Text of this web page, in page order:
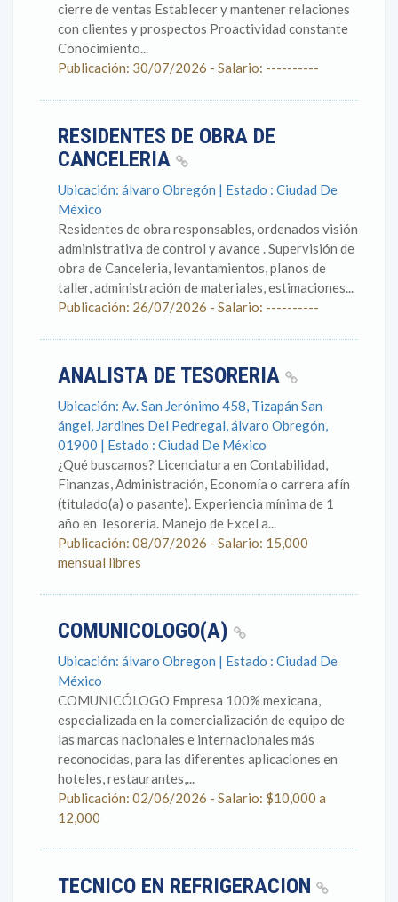
cierre de ventas Establecer y mantener relaciones
con clientes y prospectos Proactividad constante
Conocimiento...
Publicación: 30/07/2026 - Salario: ----------
RESIDENTES DE OBRA DE
CANCELERIA
Ubicación: álvaro Obregón | Estado : Ciudad De
México
Residentes de obra responsables, ordenados visión
administrativa de control y avance . Supervisión de
obra de Canceleria, levantamientos, planos de
taller, administración de materiales, estimaciones...
Publicación: 26/07/2026 - Salario: ----------
ANALISTA DE TESORERIA
Ubicación: Av. San Jerónimo 458, Tizapán San
ángel, Jardines Del Pedregal, álvaro Obregón,
01900 | Estado : Ciudad De México
¿Qué buscamos? Licenciatura en Contabilidad,
Finanzas, Administración, Economía o carrera afín
(titulado(a) o pasante). Experiencia mínima de 1
año en Tesorería. Manejo de Excel a...
Publicación: 08/07/2026 - Salario: 15,000
mensual libres
COMUNICOLOGO(A)
Ubicación: álvaro Obregon | Estado : Ciudad De
México
COMUNICÓLOGO Empresa 100% mexicana,
especializada en la comercialización de equipo de
las marcas nacionales e internacionales más
reconocidas, para las diferentes aplicaciones en
hoteles, restaurantes,...
Publicación: 02/06/2026 - Salario: $10,000 a
12,000
TECNICO EN REFRIGERACION